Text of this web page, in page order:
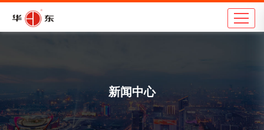
组织架构
车间展示
市
景
新闻中心